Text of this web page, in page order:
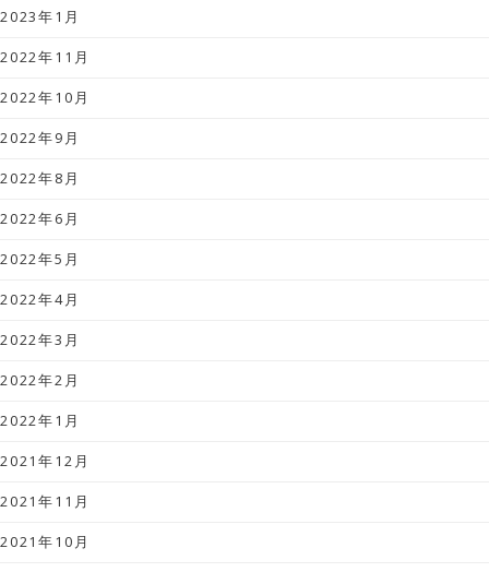
2023年1月
2022年11月
2022年10月
2022年9月
2022年8月
2022年6月
2022年5月
2022年4月
2022年3月
2022年2月
2022年1月
2021年12月
2021年11月
2021年10月